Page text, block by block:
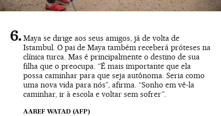
Maya se dirige aos seus amigos, já de volta de
Istambul. O pai de Maya também receberá próteses na
clínica turca. Mas é principalmente o destino de sua
filha que o preocupa. “É mais importante que ela
possa caminhar para que seja autônoma. Seria como
uma nova vida para nós”, afirma. “Sonho em vê-la
caminhar, ir à escola e voltar sem sofrer”.
AAREF WATAD (AFP)